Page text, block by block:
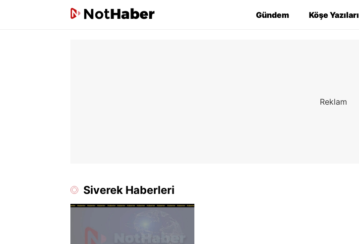
Gündem Köşe Yazıları
Siverek Haberleri